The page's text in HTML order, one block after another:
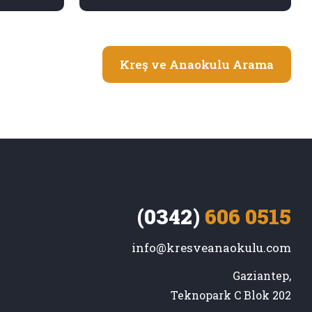
Kreş ve Anaokulu Arama
(0342) 606 0515
info@kresveanaokulu.com
Gaziantep,
Teknopark C Blok 202